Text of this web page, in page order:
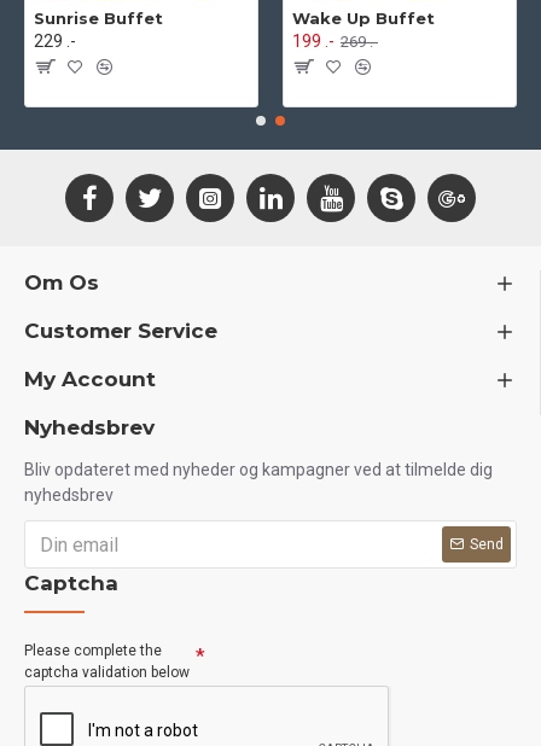
Sunrise Buffet
229 .-
Wake Up Buffet
199 .- 269 .-
Om Os
Customer Service
My Account
Nyhedsbrev
Bliv opdateret med nyheder og kampagner ved at tilmelde dig
nyhedsbrev
Send
Captcha
Please complete the
captcha validation below